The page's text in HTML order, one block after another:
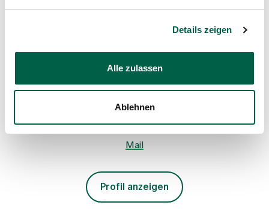
Details zeigen
Alle zulassen
Ablehnen
Prof. (chin.) Jiangtao Dong
TCM Zollikerberg
Trichtenhauserstrasse 2
8125 Zollikerberg
+41 44 397 28 11
Mail
Profil anzeigen